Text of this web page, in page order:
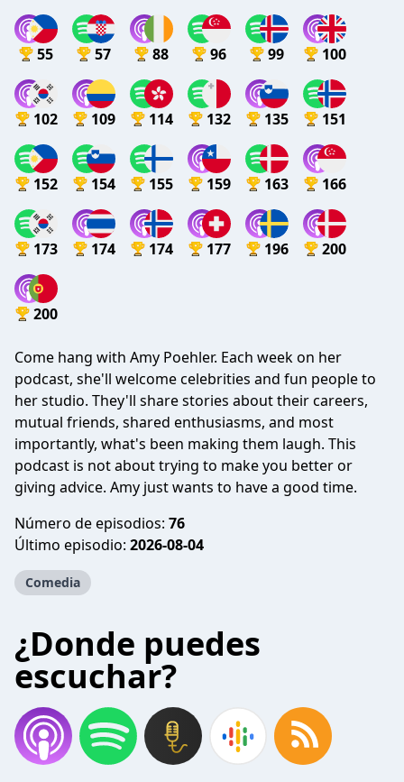
55 57 88 96 99 100
102 109 114 132 135 151
152 154 155 159 163 166
173 174 174 177 196 200
200
Come hang with Amy Poehler. Each week on her
podcast, she'll welcome celebrities and fun people to
her studio. They'll share stories about their careers,
mutual friends, shared enthusiasms, and most
importantly, what's been making them laugh. This
podcast is not about trying to make you better or
giving advice. Amy just wants to have a good time.
Número de episodios: 76
Último episodio: 2026-08-04
Comedia
¿Donde puedes
escuchar?